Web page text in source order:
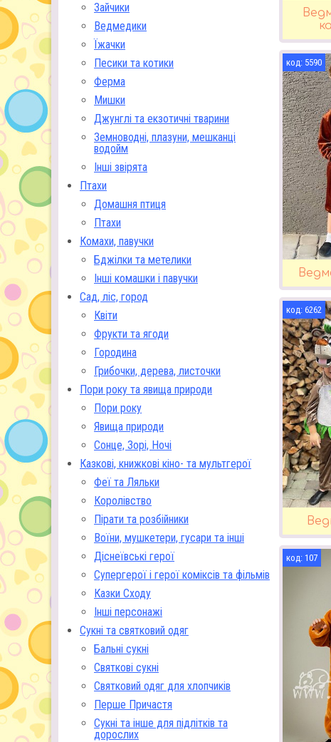
Зайчики
Ведмедики
Їжачки
Песики та котики
Ферма
Мишки
Джунглі та екзотичні тварини
Земноводні, плазуни, мешканці
водойм
Інші звірята
Птахи
Домашня птиця
Птахи
Комахи, павучки
Бджілки та метелики
Інші комашки і павучки
Сад, ліс, город
Квіти
Фрукти та ягоди
Городина
Грибочки, дерева, листочки
Пори року та явища природи
Пори року
Явища природи
Сонце, Зорі, Ночі
Казкові, книжкові кіно- та мультгерої
Феї та Ляльки
Королівство
Пірати та розбійники
Воїни, мушкетери, гусари та інші
Діснеївські герої
Супергерої і герої коміксів та фільмів
Казки Сходу
Інші персонажі
Сукні та святковий одяг
Бальні сукні
Святкові сукні
Святковий одяг для хлопчиків
Перше Причастя
Сукні та інше для підлітків та
дорослих
5590
6262
107